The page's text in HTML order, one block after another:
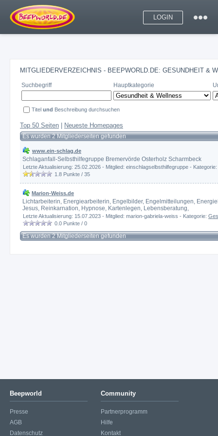
LOGIN
MITGLIEDERVERZEICHNIS - BEEPWORLD.DE: GESUNDHEIT &
Suchbegriff Hauptkategorie
Titel und Beschreibung durchsuchen
Top 50 Seiten Neueste Homepages
Es wurden 2 Mitgliederseiten gefunden
www.ein-schlag.de
Schlaganfall-Selbsthilfegruppe Bremervörde Osterholz Scharmbeck
Letzte Aktualisierung: 25.02.2026 - Mitglied: einschlagselbsthilfegruppe - Kategorie:
1.8 Punkte / 35
Marion-Weiss.de
Lichtarbeiterin, Energiearbeiterin, Engelbilder, Engelmitteilungen,
Jesus, Reinkarnation, Hypnose, Kartenlegen, Lebensberatung,
Letzte Aktualisierung: 15.07.2023 - Mitglied: marion-gabriela-weiss - Kategorie:
0.0 Punkte / 0
Es wurden 2 Mitgliederseiten gefunden
Beepworld
Presse
AGB
Datenschutz
Community
Partnerprogramm
Hilfe
Kontakt